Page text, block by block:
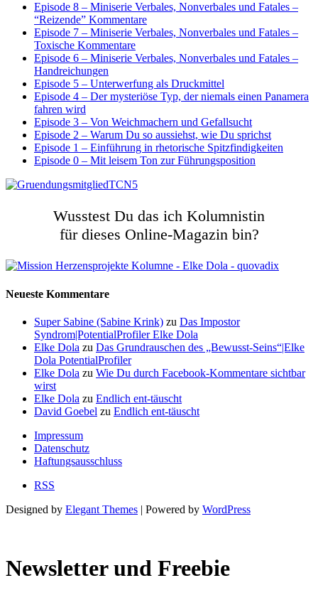
Episode 8 – Miniserie Verbales, Nonverbales und Fatales –
“Reizende” Kommentare
Episode 7 – Miniserie Verbales, Nonverbales und Fatales –
Toxische Kommentare
Episode 6 – Miniserie Verbales, Nonverbales und Fatales –
Handreichungen
Episode 5 – Unterwerfung als Druckmittel
Episode 4 – Der mysteriöse Typ, der niemals einen Panamera
fahren wird
Episode 3 – Von Weichmachern und Gefallsucht
Episode 2 – Warum Du so aussiehst, wie Du sprichst
Episode 1 – Einführung in rhetorische Spitzfindigkeiten
Episode 0 – Mit leisem Ton zur Führungsposition
Wusstest Du das ich Kolumnistin
für dieses Online-Magazin bin?
Neueste Kommentare
Super Sabine (Sabine Krink) zu Das Impostor
Syndrom|PotentialProfiler Elke Dola
Elke Dola zu Das Grundrauschen des „Bewusst-Seins“|Elke
Dola PotentialProfiler
Elke Dola zu Wie Du durch Facebook-Kommentare sichtbar
wirst
Elke Dola zu Endlich ent-täuscht
David Goebel zu Endlich ent-täuscht
Impressum
Datenschutz
Haftungsausschluss
RSS
Designed by Elegant Themes | Powered by WordPress
Newsletter und Freebie